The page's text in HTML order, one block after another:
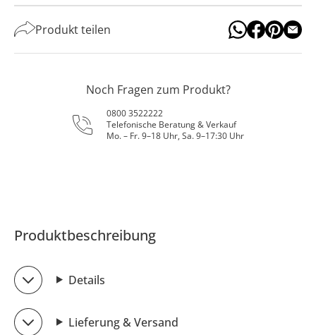
Produkt teilen
Noch Fragen zum Produkt?
0800 3522222
Telefonische Beratung & Verkauf
Mo. – Fr. 9–18 Uhr, Sa. 9–17:30 Uhr
Produktbeschreibung
Details
Lieferung & Versand